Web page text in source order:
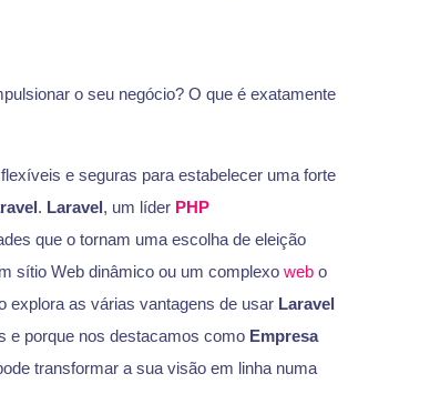
o seu negócio? O que é exatamente
e seguras para estabelecer uma forte
. Laravel, um líder PHP
que o tornam uma escolha de eleição
sítio Web dinâmico ou um complexo webo
explora as várias vantagens de usar Laravel
e porque nos destacamos como Empresa
transformar a sua visão em linha numa